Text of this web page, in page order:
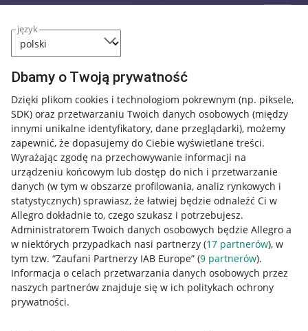
język
Dbamy o Twoją prywatność
Dzięki plikom cookies i technologiom pokrewnym (np. piksele,
SDK) oraz przetwarzaniu Twoich danych osobowych (między
innymi unikalne identyfikatory, dane przeglądarki), możemy
zapewnić, że dopasujemy do Ciebie wyświetlane treści.
Wyrażając zgodę na przechowywanie informacji na
urządzeniu końcowym lub dostęp do nich i przetwarzanie
danych (w tym w obszarze profilowania, analiz rynkowych i
statystycznych) sprawiasz, że łatwiej będzie odnaleźć Ci w
Allegro dokładnie to, czego szukasz i potrzebujesz.
Administratorem Twoich danych osobowych będzie Allegro a
w niektórych przypadkach nasi partnerzy (17 partnerów), w
tym tzw. “Zaufani Partnerzy IAB Europe” (9 partnerów).
Informacja o celach przetwarzania danych osobowych przez
naszych partnerów znajduje się w ich politykach ochrony
prywatności.
Przydatne informacje
Jak to działa